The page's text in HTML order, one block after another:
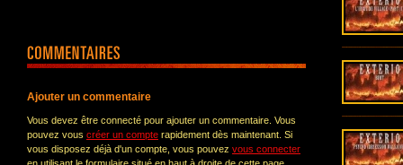
Ajouter un commentaire
Vous devez être connecté pour ajouter un commentaire. Vous
pouvez vous créer un compte rapidement dès maintenant. Si
vous disposez déjà d'un compte, vous pouvez vous connecter